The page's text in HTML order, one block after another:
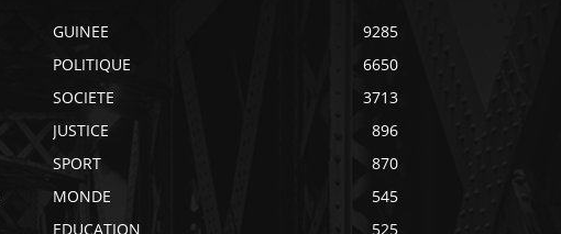
GUINEE
9285
POLITIQUE
6650
SOCIETE
3713
JUSTICE
896
SPORT
870
MONDE
545
EDUCATION
525